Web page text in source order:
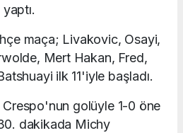
maça; Livakovic, Osayi,
Mert Hakan, Fred,
ilk 11'iyle başladı.
golüyle 1-0 öne
dakikada Michy